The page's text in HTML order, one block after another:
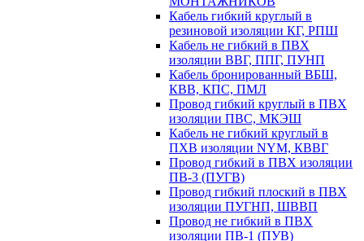
Кабель гибкий круглый в
резиновой изоляции КГ, РПШ
Кабель не гибкий в ПВХ
изоляции ВВГ, ППГ, ПУНП
Кабель бронированный ВБШ,
КВВ, КПС, ПМЛ
Провод гибкий круглый в ПВХ
изоляции ПВС, МКЭШ
Кабель не гибкий круглый в
ПХВ изоляции NYM, КВВГ
Провод гибкий в ПВХ изоляции
ПВ-3 (ПУГВ)
Провод гибкий плоский в ПВХ
изоляции ПУГНП, ШВВП
Провод не гибкий в ПВХ
изоляции ПВ-1 (ПУВ)